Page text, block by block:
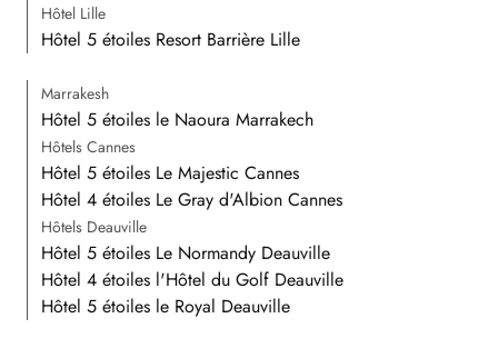
Hôtel Lille
Hôtel 5 étoiles Resort Barrière Lille
Marrakesh
Hôtel 5 étoiles le Naoura Marrakech
Hôtels Cannes
Hôtel 5 étoiles Le Majestic Cannes
Hôtel 4 étoiles Le Gray d'Albion Cannes
Hôtels Deauville
Hôtel 5 étoiles Le Normandy Deauville
Hôtel 4 étoiles l'Hôtel du Golf Deauville
Hôtel 5 étoiles le Royal Deauville